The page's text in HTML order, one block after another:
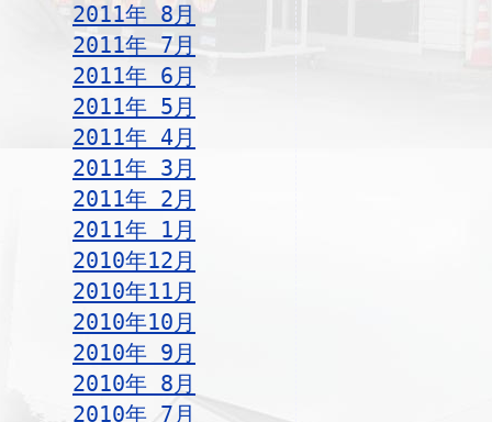
2011年 8月
2011年 7月
2011年 6月
2011年 5月
2011年 4月
2011年 3月
2011年 2月
2011年 1月
2010年12月
2010年11月
2010年10月
2010年 9月
2010年 8月
2010年 7月